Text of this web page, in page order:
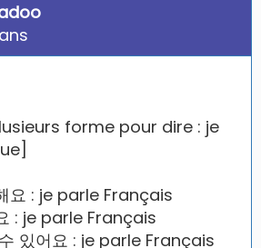
forme pour dire : je
요 : je parle Français
: je parle Français
있어요 : je parle Français